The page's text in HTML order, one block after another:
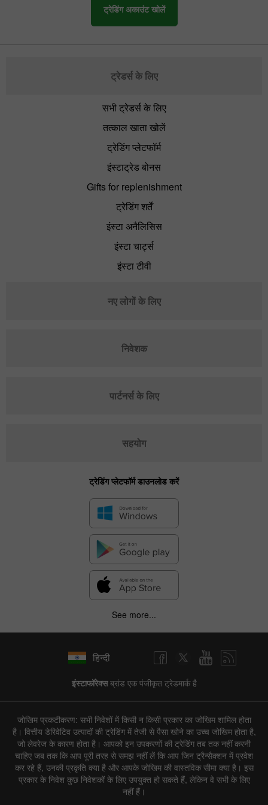
ट्रेडिंग अकाउंट खोलें
ट्रेडर्स के लिए
सभी ट्रेडर्स के लिए
तत्काल खाता खोलें
ट्रेडिंग प्लेटफॉर्म
इंस्टाट्रेड बोनस
Gifts for replenishment
ट्रेडिंग शर्तें
इंस्टा अनैलिसिस
इंस्टा चार्ट्स
इंस्टा टीवी
नए लोगों के लिए
निवेशक
पार्टनर्स के लिए
सहयोग
ट्रेडिंग प्लेटफॉर्म डाउनलोड करें
See more...
हिन्दी
इंस्टाफॉरेक्सब्रांड एक पंजीकृत ट्रेडमार्क है
जोखिम प्रकटीकरण: सभी निवेशों में किसी न किसी प्रकार का जोखिम शामिल होता
है। वित्तीय डेरिवेटिव उत्पादों की ट्रेडिंग में तेजी से पैसा खोने का उच्च जोखिम होता है,
जो लेवरेज के कारण होता है। आपको इन उपकरणों की ट्रेडिंग तब तक नहीं करनी
चाहिए जब तक कि आप पूरी तरह से समझ नहीं लें कि आप जिन ट्रैन्सैक्शन में प्रवेश
कर रहे हैं, उनकी प्रकृति क्या है और आपके जोखिम की वास्तविक सीमा क्या है। इस
प्रकार के निवेश कुछ निवेशकों के लिए उपयुक्त हो सकते हैं, लेकिन वे सभी के लिए
नहीं हैं।